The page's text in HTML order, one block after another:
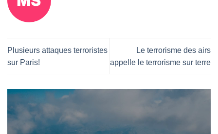
Plusieurs attaques terroristes
sur Paris!
Le terrorisme des airs
appelle le terrorisme sur terre